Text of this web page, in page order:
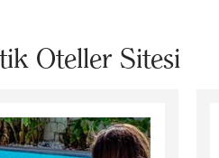
Oteller Sitesi